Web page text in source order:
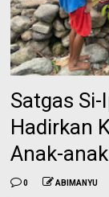
Satgas
Hadirkan
Anak-
0 ABIMANYU